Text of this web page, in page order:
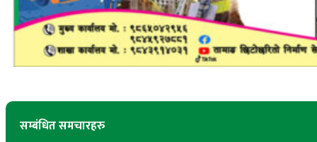
सम्बंधित समचारहरु